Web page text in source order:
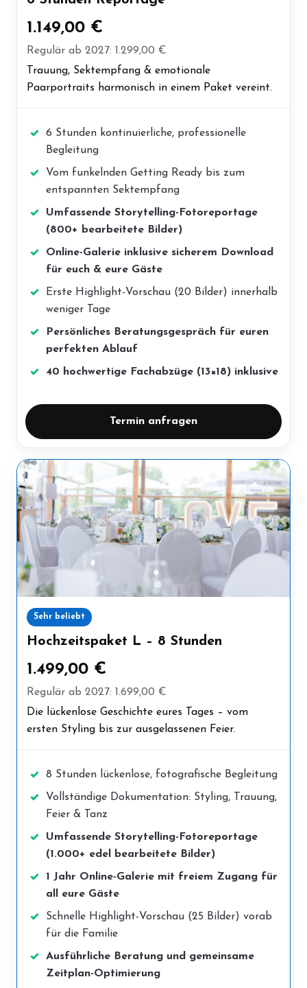
1.149,00 €
Regulär ab 2027: 1.299,00 €
Trauung, Sektempfang & emotionale
Paarportraits harmonisch in einem Paket vereint.
6 Stunden kontinuierliche, professionelle
Begleitung
Vom funkelnden Getting Ready bis zum
entspannten Sektempfang
Umfassende Storytelling-Fotoreportage
(800+ bearbeitete Bilder)
Online-Galerie inklusive sicherem Download
für euch & eure Gäste
Erste Highlight-Vorschau (20 Bilder) innerhalb
weniger Tage
Persönliches Beratungsgespräch für euren
perfekten Ablauf
40 hochwertige Fachabzüge (13×18) inklusive
Termin anfragen
Sehr beliebt
Hochzeitspaket L – 8 Stunden
1.499,00 €
Regulär ab 2027: 1.699,00 €
Die lückenlose Geschichte eures Tages – vom
ersten Styling bis zur ausgelassenen Feier.
8 Stunden lückenlose, fotografische Begleitung
Vollständige Dokumentation: Styling, Trauung,
Feier & Tanz
Umfassende Storytelling-Fotoreportage
(1.000+ edel bearbeitete Bilder)
1 Jahr Online-Galerie mit freiem Zugang für
all eure Gäste
Schnelle Highlight-Vorschau (25 Bilder) vorab
für die Familie
Ausführliche Beratung und gemeinsame
Zeitplan-Optimierung